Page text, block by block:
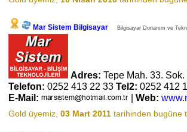
Mar Sistem Bilgisayar Bilgisayar Donanım ve
Adres: Tepe Mah. 33.
Telefon: 0252 413 22 33 Tel2: 0252 412
E-Mail:
| Web:
Gold üyemiz, 03 Mart 2011 tarihinden bugüne